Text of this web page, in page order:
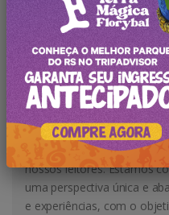
Redação Rota Serra
A equipe da redação do
jornalistas e editores
produzir conteúdo de
âmbito regional e
profundo conhecimento e
oferecer informações
nossos leitores. Estamos
uma perspectiva única e
e experiências, com o